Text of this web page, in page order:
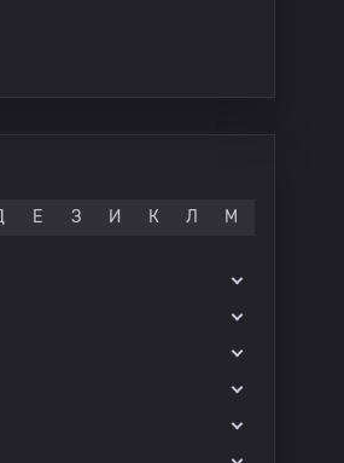
Е З И К Л М